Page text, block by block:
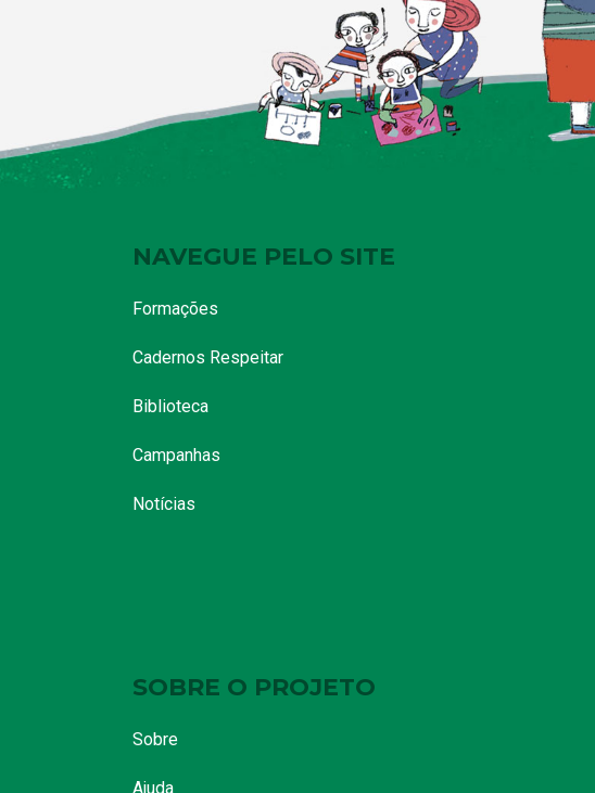
NAVEGUE PELO SITE
Formações
Cadernos Respeitar
Biblioteca
Campanhas
Notícias
SOBRE O PROJETO
Sobre
Ajuda